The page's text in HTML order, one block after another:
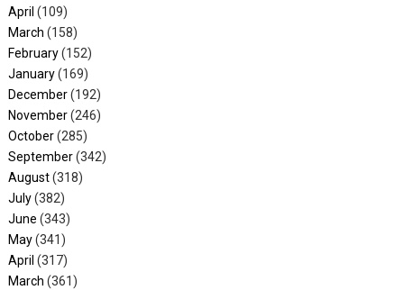
April (109)
March (158)
February(152)
January(169)
December(192)
November(246)
October(285)
September(342)
August(318)
July(382)
June (343)
May(341)
April (317)
March (361)